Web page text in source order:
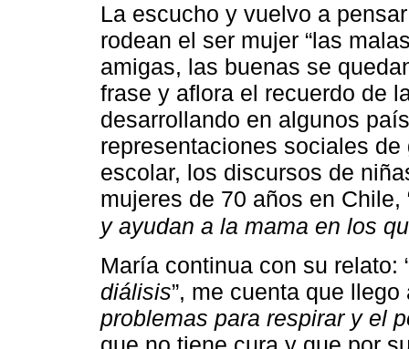
La escucho y vuelvo a
rodean el ser mujer “las
amigas, las buenas se
frase y aflora el recuerdo de
desarrollando en algunos
representaciones sociales
escolar, los discursos de
mujeres de 70 años en Chile,
y ayudan a la mama en los
María continua con su relato:
diálisis”, me cuenta que
problemas para respirar y el